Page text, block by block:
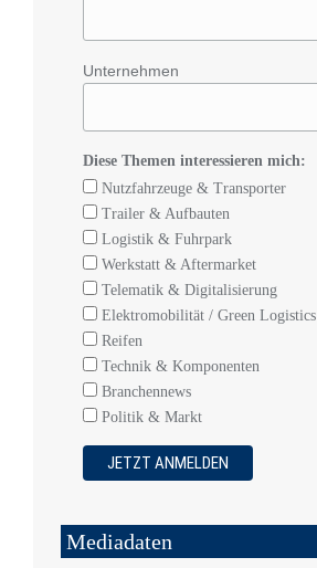
Unternehmen
Diese Themen interessieren mich:
Nutzfahrzeuge & Transporter
Trailer & Aufbauten
Logistik & Fuhrpark
Werkstatt & Aftermarket
Telematik & Digitalisierung
Elektromobilität / Green Logistics
Reifen
Technik & Komponenten
Branchennews
Politik & Markt
Mediadaten